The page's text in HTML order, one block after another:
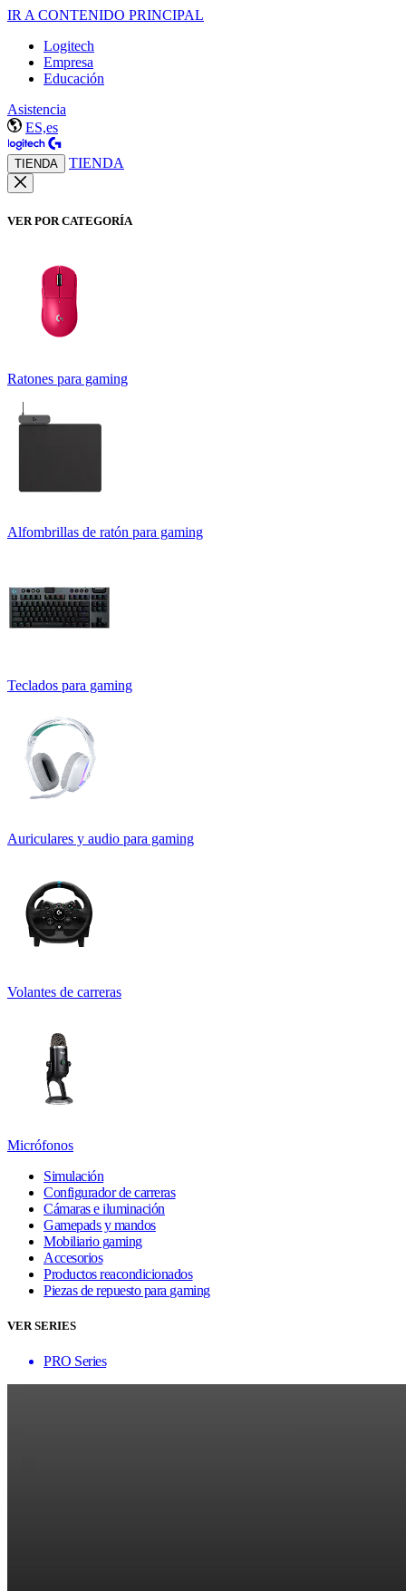
IR A CONTENIDO PRINCIPAL
Logitech
Empresa
Educación
Asistencia
ES,es
TIENDA TIENDA
VER POR CATEGORÍA
Ratones para gaming
Alfombrillas de ratón para gaming
Teclados para gaming
Auriculares y audio para gaming
Volantes de carreras
Micrófonos
Simulación
Configurador de carreras
Cámaras e iluminación
Gamepads y mandos
Mobiliario gaming
Accesorios
Productos reacondicionados
Piezas de repuesto para gaming
VER SERIES
PRO Series